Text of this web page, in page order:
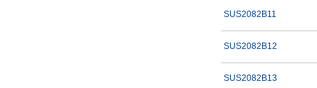
SUS2082B11
SUS2082B12
SUS2082B13